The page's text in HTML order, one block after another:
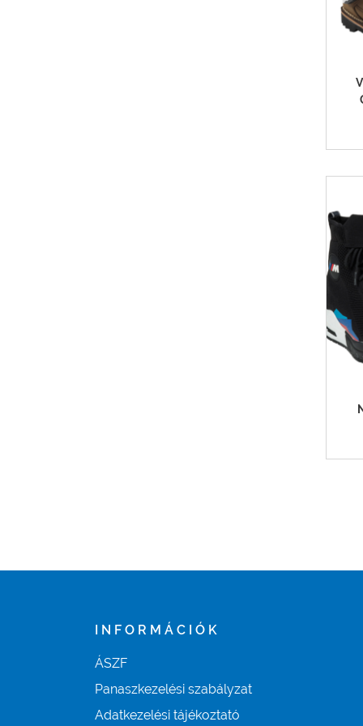
INFORMÁCIÓK
ÁSZF
Panaszkezelési szabályzat
Adatkezelési tájékoztató